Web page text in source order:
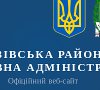
Офіційний веб-сайт